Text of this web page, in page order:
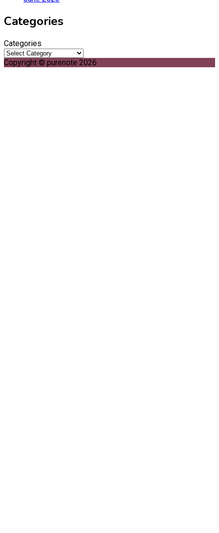
Categories
Categories
Copyright © purenote 2026